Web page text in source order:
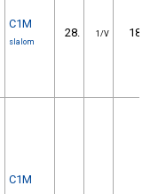
C1M
slalom
28. 1/V 18.06
C1M